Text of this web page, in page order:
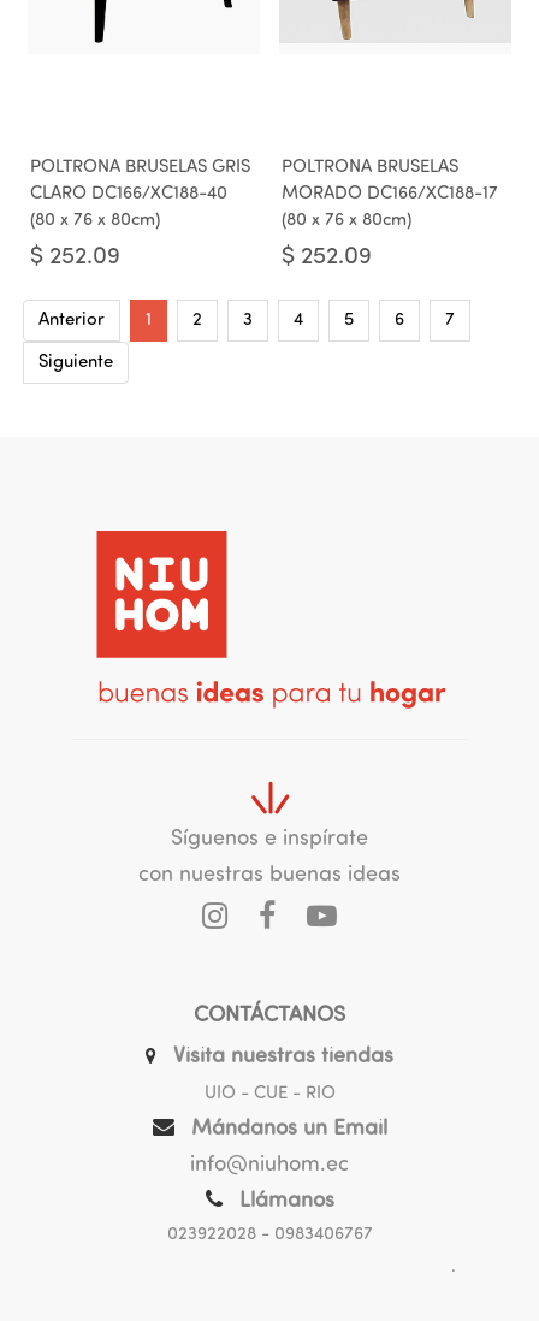
POLTRONA BRUSELAS GRIS
CLARO DC166/XC188-40
(80 x 76 x 80cm)
$ 252.09
POLTRONA BRUSELAS
MORADO DC166/XC188-17
(80 x 76 x 80cm)
$ 252.09
Anterior 1 2 3 4 5 6 7
Siguiente
Síguenos e inspírate
con nuestras buenas ideas
CONTÁCTANOS
Visita nuestras tiendas
UIO - CUE - RIO
Mándanos un Email
info@niuhom.ec
Llámanos
023922028- 0983406767
.